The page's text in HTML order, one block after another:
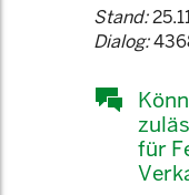
Stand:
Dialog:
für